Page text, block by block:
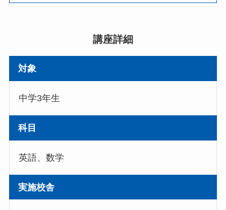
講座詳細
対象
中学3年生
科目
英語、数学
実施校舎